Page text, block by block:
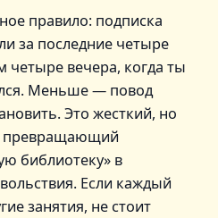
правило: подписка
за последние четыре
вечера, когда ты
Меньше — повод
Это жесткий, но
превращающий
библиотеку» в
Если каждый
занятия, не стоит